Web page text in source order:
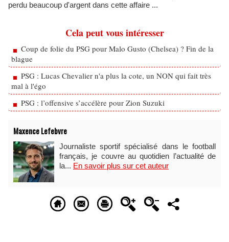
perdu beaucoup d'argent dans cette affaire ...
Cela peut vous intéresser
Coup de folie du PSG pour Malo Gusto (Chelsea) ? Fin de la
blague
PSG : Lucas Chevalier n'a plus la cote, un NON qui fait très
mal à l'égo
PSG : l’offensive s’accélère pour Zion Suzuki
Maxence Lefebvre
Journaliste sportif spécialisé dans le football
français, je couvre au quotidien l’actualité de
la... En savoir plus sur cet auteur